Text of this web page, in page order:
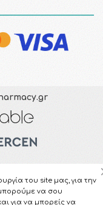
του site μας, για την
να σου
για να μπορείς να